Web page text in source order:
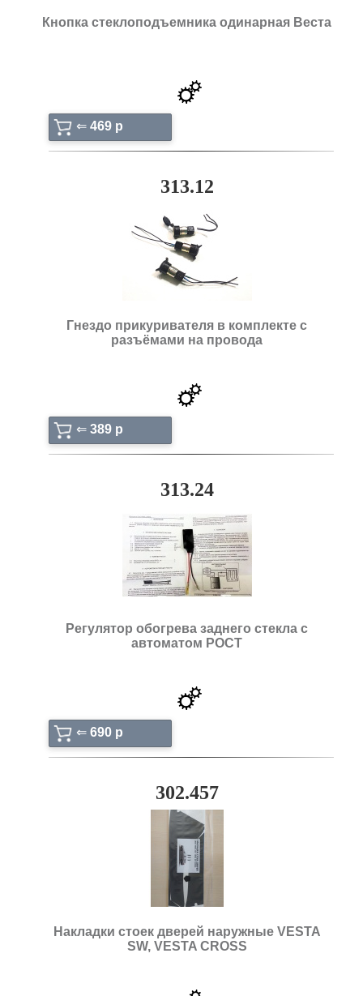
Кнопка стеклоподъемника одинарная Веста
⇐ 469 p
313.12
Гнездо прикуривателя в комплекте с
разъёмами на провода
⇐ 389 p
313.24
Регулятор обогрева заднего стекла с
автоматом РОСТ
⇐ 690 p
302.457
Накладки стоек дверей наружные VESTA
SW, VESTA CROSS